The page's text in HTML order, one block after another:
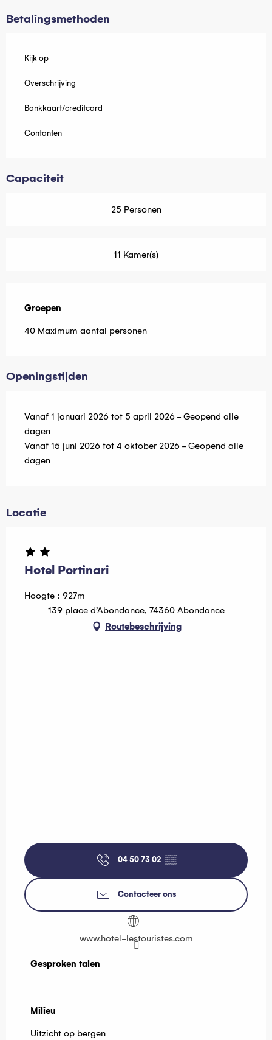
Betalingsmethoden
Kijk op
Overschrijving
Bankkaart/creditcard
Contanten
Capaciteit
25 Personen
11 Kamer(s)
Groepen
Groepen
40 Maximum aantal personen
Openingstijden
Vanaf 1 januari 2026 tot 5 april 2026 - Geopend alle
dagen
Vanaf 15 juni 2026 tot 4 oktober 2026 - Geopend alle
dagen
Locatie
Hotel Portinari
Hoogte : 927m
139 place d’Abondance, 74360 Abondance
Routebeschrijving
04 50 73 02 ▒▒
Contacteer ons
www.hotel-lestouristes.com
Gesproken talen
Gesproken talen
Milieu
Milieu
Uitzicht op bergen